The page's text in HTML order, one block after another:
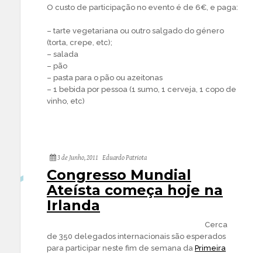
O custo de participação no evento é de 6€, e paga:
– tarte vegetariana ou outro salgado do género
(torta, crepe, etc);
– salada
– pão
– pasta para o pão ou azeitonas
– 1 bebida por pessoa (1 sumo, 1 cerveja, 1 copo de
vinho, etc)
3 de Junho, 2011 Eduardo Patriota
Congresso Mundial
Ateísta começa hoje na
Irlanda
Cerca
de 350 delegados internacionais são esperados
para participar neste fim de semana da Primeira